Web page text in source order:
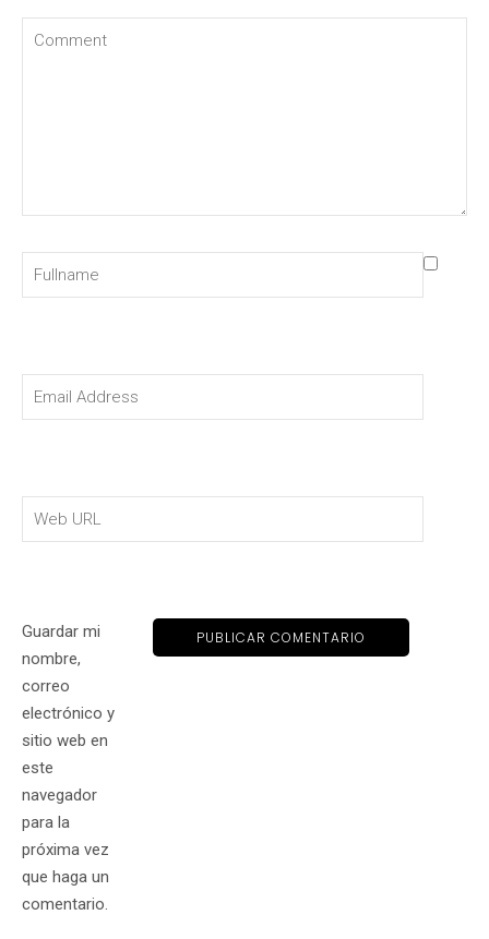
Guardar mi
nombre,
correo
electrónico y
sitio web en
este
navegador
para la
próxima vez
que haga un
comentario.